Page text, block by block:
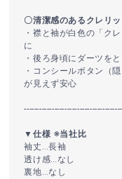
〇清潔感のあるクレリ
・襟と袖が白色の「ク
に
・後ろ身頃にダーツを
・コンシールボタン（
が見えず安心
▼仕様 ※当社比
袖丈…長袖
透け感…なし
裏地…なし